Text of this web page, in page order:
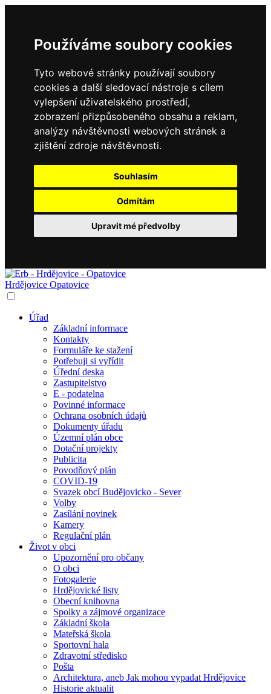
Používáme soubory cookies
Tyto webové stránky používají soubory
cookies a další sledovací nástroje s cílem
vylepšení uživatelského prostředí,
zobrazení přizpůsobeného obsahu a reklam,
analýzy návštěvnosti webových stránek a
zjištění zdroje návštěvnosti.
Souhlasím
Odmítám
Upravit mé předvolby
Hrdějovice Opatovice
Úřad
Základní informace
Kontakty
Formuláře ke stažení
Potřebuji si vyřídit
Úřední deska
Zastupitelstvo
E - podatelna
Povinné informace
Ochrana osobních údajů
Dokumenty úřadu
Územní plán obce
Dotační projekty
Publicita
Povodňový plán
COVID-19
Svazek obcí Budějovicko - Sever
Volby
Zasílání novinek
Kamery
Regulační plán
Život v obci
Upozornění pro občany
O obci
Fotogalerie
Hrdějovické listy
Obecní knihovna
Spolky a zájmové organizace
Základní škola
Mateřská škola
Sportovní hala
Zdravotní středisko
Pošta
Architektura, aneb Jak mohou vypadat Hrdějovice
Historie aktualit